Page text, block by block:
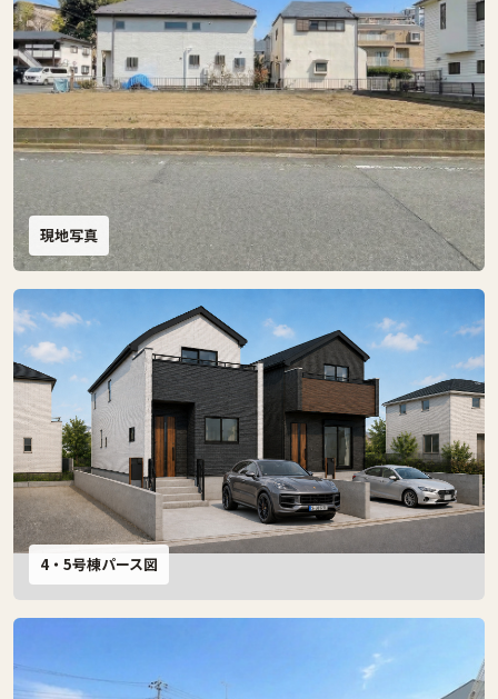
現地写真
4・5号棟パース図